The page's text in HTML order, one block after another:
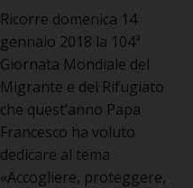
Ricorre domenica 14
gennaio 2018 la 104ª
Giornata Mondiale del
Migrante e del Rifugiato
che quest’anno Papa
Francesco ha voluto
dedicare al tema
«Accogliere, proteggere,